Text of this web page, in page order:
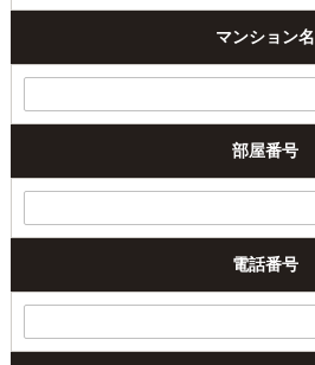
マンション名
部屋番号
電話番号